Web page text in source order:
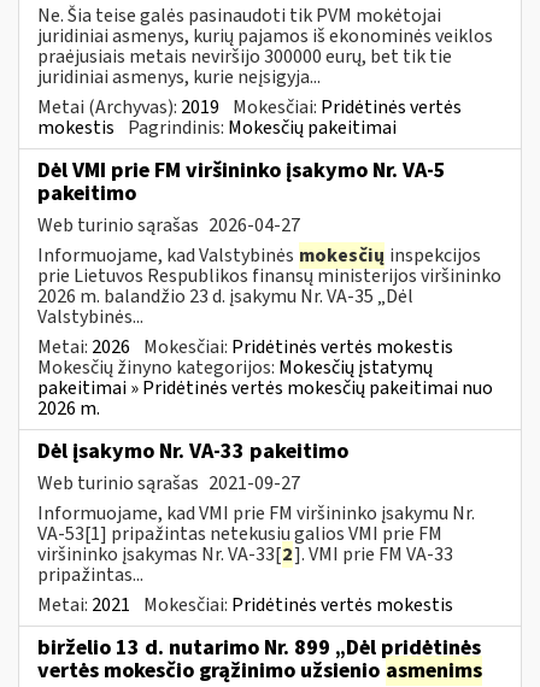
Ne. Šia teise galės pasinaudoti tik PVM mokėtojai
juridiniai asmenys, kurių pajamos iš ekonominės veiklos
praėjusiais metais neviršijo 300000 eurų, bet tik tie
juridiniai asmenys, kurie neįsigyja...
Metai (Archyvas): 2019 Mokesčiai: Pridėtinės vertės
mokestis Pagrindinis: Mokesčių pakeitimai
Dėl VMI prie FM viršininko įsakymo Nr. VA-5
pakeitimo
Web turinio sąrašas 2026-04-27
Informuojame, kad Valstybinės mokesčių inspekcijos
prie Lietuvos Respublikos finansų ministerijos viršininko
2026 m. balandžio 23 d. įsakymu Nr. VA-35 „Dėl
Valstybinės...
Metai: 2026 Mokesčiai: Pridėtinės vertės mokestis
Mokesčių žinyno kategorijos: Mokesčių įstatymų
pakeitimai » Pridėtinės vertės mokesčių pakeitimai nuo
2026 m.
Dėl įsakymo Nr. VA-33 pakeitimo
Web turinio sąrašas 2021-09-27
Informuojame, kad VMI prie FM viršininko įsakymu Nr.
VA-53[1] pripažintas netekusiu galios VMI prie FM
viršininko įsakymas Nr. VA-33[2]. VMI prie FM VA-33
pripažintas...
Metai: 2021 Mokesčiai: Pridėtinės vertės mokestis
birželio 13 d. nutarimo Nr. 899 „Dėl pridėtinės
vertės mokesčio grąžinimo užsienio asmenims